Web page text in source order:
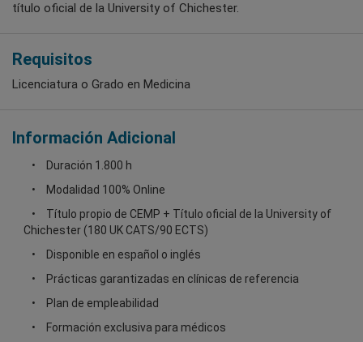
título oficial de la University of Chichester.
Requisitos
Licenciatura o Grado en Medicina
Información Adicional
Duración 1.800 h
Modalidad 100% Online
Título propio de CEMP + Título oficial de la University of
Chichester (180 UK CATS/90 ECTS)
Disponible en español o inglés
Prácticas garantizadas en clínicas de referencia
Plan de empleabilidad
Formación exclusiva para médicos